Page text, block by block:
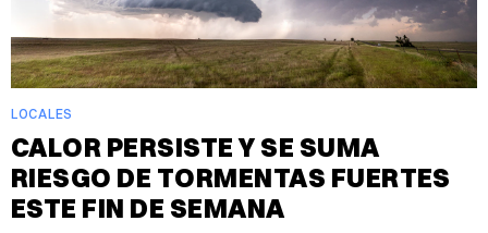
LOCALES
CALOR PERSISTE Y SE SUMA
RIESGO DE TORMENTAS FUERTES
ESTE FIN DE SEMANA